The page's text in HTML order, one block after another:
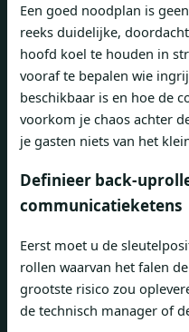
Een goed noodplan is
reeks duidelijke,
hoofd koel te houden in
vooraf te bepalen wie
beschikbaar is en hoe de
voorkom je chaos achter
je gasten niets van het
Definieer back-
communicatieketens
Eerst moet u de
rollen waarvan het falen
grootste risico zou
de technisch manager of